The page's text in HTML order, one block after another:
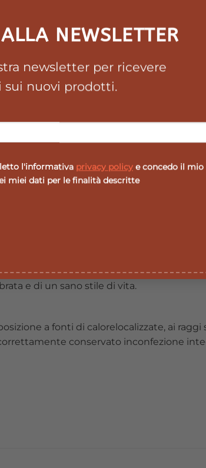
NEWSLETTER
newsletter per ricevere
sui nuovi prodotti.
l'informativa privacy policy e concedo il mio
miei dati per le finalità descritte
400mg
100 mg
10 mg
0,5 mg
altra bevanda.
dalla portata dei bambini aldi sotto
e di un sano stile di vita.
a fonti di calorelocalizzate, ai
conservato inconfezione